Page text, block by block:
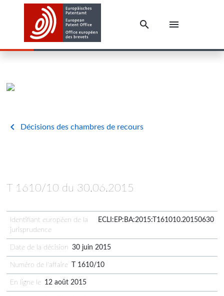
Décisions des chambres de recours
T 1610/10 du 30.06.2015
Identifiant européen de la
jurisprudence
ECLI:EP:BA:2015:T161010.20150630
Date de la décision 30 juin 2015
Numéro de l'affaire T 1610/10
En ligne le 12 août 2015